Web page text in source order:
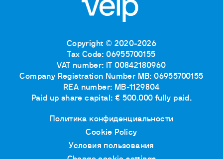
Copyright © 2020-2026
Tax Code: 06955700155
VAT number: IT 00842180960
Company Registration Number MB: 06955700155
REA number: MB-1129804
Paid up share capital: € 500.000 fully paid.
Политика конфиденциальности
Cookie Policy
Условия пользования